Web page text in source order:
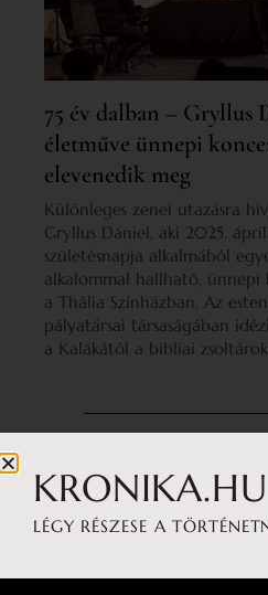
75 év dalban – Gryllus
életműve ünnepi
elevenedik meg
Különleges zenei utazásra
Gryllus Dániel, aki 2025.
születésnapja alkalmából
alkalommal hallható, ünnepi
a Thália Színházban. Az
pályatársai társaságában
a Kalákától a bibliai
LÉGY RÉSZESE A